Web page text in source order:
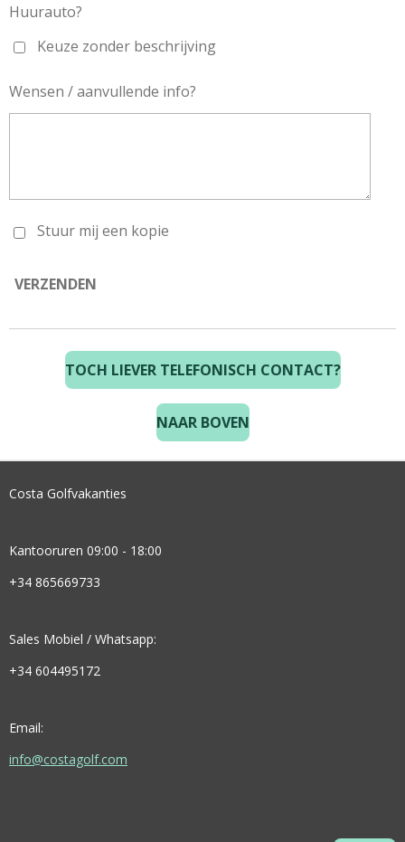
Huurauto?
Keuze zonder beschrijving
Wensen / aanvullende info?
Stuur mij een kopie
VERZENDEN
TOCH LIEVER TELEFONISCH CONTACT?
NAAR BOVEN
Costa Golfvakanties
Kantooruren 09:00 - 18:00
+34 865669733
Sales Mobiel / Whatsapp:
+34 604495172
Email:
info@costagolf.com